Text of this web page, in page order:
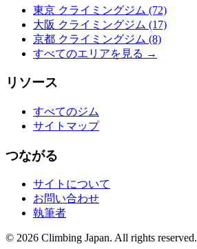
東京 クライミングジム (72)
大阪 クライミングジム (17)
京都 クライミングジム (8)
すべてのエリアを見る →
リソース
すべてのジム
サイトマップ
つながる
サイトについて
お問い合わせ
執筆者
© 2026 Climbing Japan. All rights reserved.